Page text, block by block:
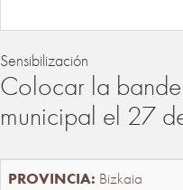
Sensibilización
Colocar la
municipal el 27
Bizkaia